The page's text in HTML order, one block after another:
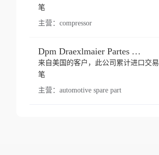
笔
主营： compressor
Dpm Draexlmaier Partes Automotrices Corr Ind Huejotzingo
来自美国的客户，此公司累计进口交易
笔
主营： automotive spare part